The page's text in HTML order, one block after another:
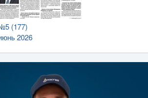
(177)
2026